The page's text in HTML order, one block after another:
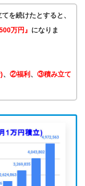
を続けたとすると、
万円』 になりま
、 ②福利 、 ③積み立て